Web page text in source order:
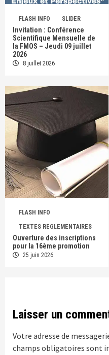
FLASH INFO SLIDER
Invitation : Conférence
Scientifique Mensuelle de
la FMOS – Jeudi 09 juillet
2026
8 juillet 2026
FLASH INFO
TEXTES REGLEMENTAIRES
Ouverture des inscriptions
pour la 16ème promotion
25 juin 2026
Laisser un
Votre adresse de
champs obligatoires sont